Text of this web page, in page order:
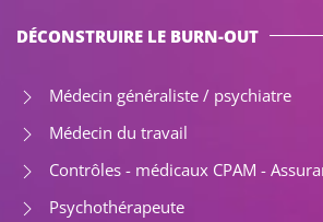
DÉCONSTRUIRE LE BURN-OUT
Médecin généraliste / psychiatre
Médecin du travail
Contrôles - médicaux CPAM -
Psychothérapeute